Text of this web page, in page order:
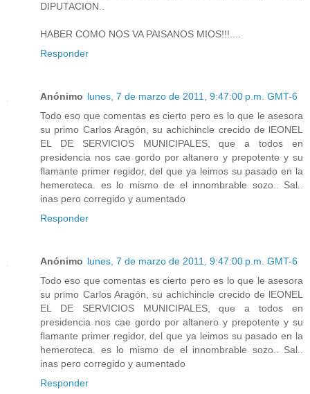
DIPUTACION..
HABER COMO NOS VA PAISANOS MIOS!!!....
Responder
Anónimo lunes, 7 de marzo de 2011, 9:47:00 p.m. GMT-6
Todo eso que comentas es cierto pero es lo que le asesora
su primo Carlos Aragón, su achichincle crecido de lEONEL
EL DE SERVICIOS MUNICIPALES, que a todos en
presidencia nos cae gordo por altanero y prepotente y su
flamante primer regidor, del que ya leimos su pasado en la
hemeroteca. es lo mismo de el innombrable sozo.. Sal..
inas pero corregido y aumentado
Responder
Anónimo lunes, 7 de marzo de 2011, 9:47:00 p.m. GMT-6
Todo eso que comentas es cierto pero es lo que le asesora
su primo Carlos Aragón, su achichincle crecido de lEONEL
EL DE SERVICIOS MUNICIPALES, que a todos en
presidencia nos cae gordo por altanero y prepotente y su
flamante primer regidor, del que ya leimos su pasado en la
hemeroteca. es lo mismo de el innombrable sozo.. Sal..
inas pero corregido y aumentado
Responder